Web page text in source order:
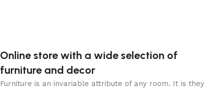
Online store with a wide selection of
furniture and decor
Furniture is an invariable attribute of any room. It is they